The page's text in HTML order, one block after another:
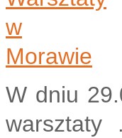
W dniu
warsztaty